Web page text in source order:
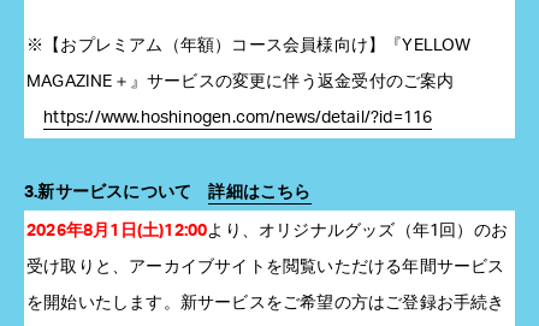
※【おプレミアム（年額）コース会員様向け】『YELLOW
MAGAZINE＋』サービスの変更に伴う返金受付のご案内
https://www.hoshinogen.com/news/detail/?id=116
3.新サービスについて詳細はこちら
2026年8月1日(土)12:00より、オリジナルグッズ（年1回）のお
受け取りと、アーカイブサイトを閲覧いただける年間サービス
を開始いたします。新サービスをご希望の方はご登録お手続き